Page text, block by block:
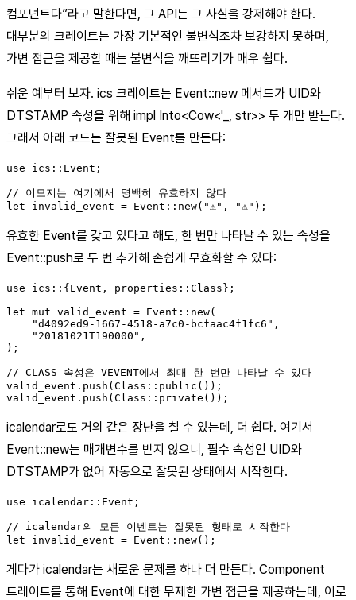
컴포넌트다”라고 말한다면, 그 API는 그 사실을 강제해야 한다.
대부분의 크레이트는 가장 기본적인 불변식조차 보강하지 못하며,
가변 접근을 제공할 때는 불변식을 깨뜨리기가 매우 쉽다.
쉬운 예부터 보자. ics 크레이트는 Event::new 메서드가 UID와
DTSTAMP 속성을 위해 impl Into<Cow<'_, str>> 두 개만 받는다.
그래서 아래 코드는 잘못된 Event를 만든다:
use ics::Event;
// 이모지는 여기에서 명백히 유효하지 않다
유효한 Event를 갖고 있다고 해도, 한 번만 나타날 수 있는 속성을
Event::push로 두 번 추가해 손쉽게 무효화할 수 있다:
use ics::{Event, properties::Class};
let mut valid_event = Event::new(
    "d4092ed9-1667-4518-a7c0-bcfaac4f1fc6",
    "20181021T190000",
);
// CLASS 속성은 VEVENT에서 최대 한 번만 나타날 수 있다
valid_event.push(Class::public());
icalendar로도 거의 같은 장난을 칠 수 있는데, 더 쉽다. 여기서
Event::new는 매개변수를 받지 않으니, 필수 속성인 UID와
DTSTAMP가 없어 자동으로 잘못된 상태에서 시작한다.
use icalendar::Event;
// icalendar의 모든 이벤트는 잘못된 형태로 시작한다
게다가 icalendar는 새로운 문제를 하나 더 만든다. Component
트레이트를 통해 Event에 대한 무제한 가변 접근을 제공하는데, 이로